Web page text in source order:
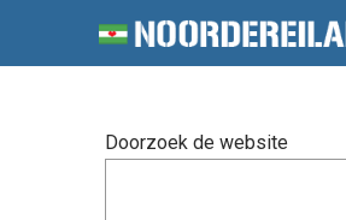
Doorzoek de website